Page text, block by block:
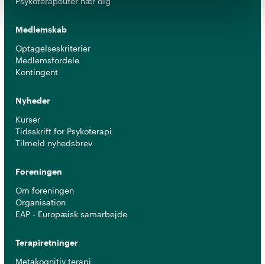
Medlemskab
Optagelseskriterier
Medlemsfordele
Kontingent
Nyheder
Kurser
Tidsskrift for Psykoterapi
Tilmeld nyhedsbrev
Foreningen
Om foreningen
Organisation
EAP - Europæisk samarbejde
Terapiretninger
Metakognitiv terapi